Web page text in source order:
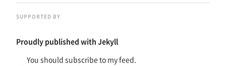
SUPPORTED BY
Proudly published with Jekyll
You should subscribe to my feed.